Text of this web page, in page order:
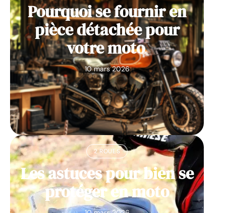
Pourquoi se fournir en
pièce détachée pour
votre moto
10 mars 2026
2 ROUES
Les astuces pour bien se
protéger en moto